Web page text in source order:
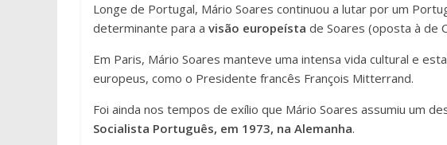
Longe de Portugal, Mário Soares continuou a lutar por um
determinante para a visão europeísta de Soares (oposta à de
Em Paris, Mário Soares manteve uma intensa vida cultural e
europeus, como o Presidente francês François Mitterrand.
Foi ainda nos tempos de exílio que Mário Soares assumiu um
Socialista Português, em 1973, na Alemanha.